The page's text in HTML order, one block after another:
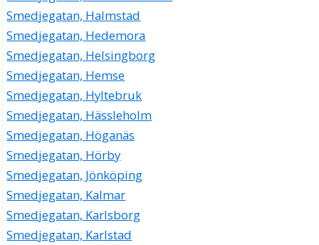
Smedjegatan, Halmstad
Smedjegatan, Hedemora
Smedjegatan, Helsingborg
Smedjegatan, Hemse
Smedjegatan, Hyltebruk
Smedjegatan, Hässleholm
Smedjegatan, Höganäs
Smedjegatan, Hörby
Smedjegatan, Jönköping
Smedjegatan, Kalmar
Smedjegatan, Karlsborg
Smedjegatan, Karlstad